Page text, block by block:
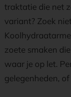
traktatie die net
variant? Zoek
zoete smaken
waar je op let.
gelegenheden,